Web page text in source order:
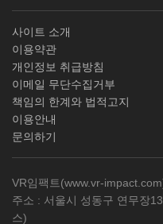
사이트 소개
이용약관
개인정보 취급방침
이메일 무단수집거부
책임의 한계와 법적고지
이용안내
문의하기
VR임팩트(www.vr-impact.com
주소 : 서울시 성동구 연무장
스)